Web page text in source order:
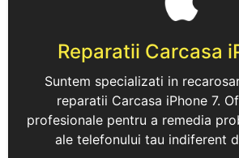
Reparatii Carcasa
Suntem specializati in
reparatii Carcasa iPhone 7.
profesionale pentru a remedia
ale telefonului tau indiferent